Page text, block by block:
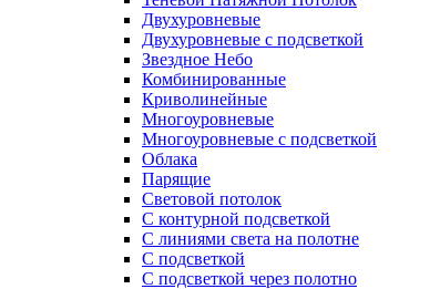
Двухуровневые
Двухуровневые с подсветкой
Звездное Небо
Комбинированные
Криволинейные
Многоуровневые
Многоуровневые с подсветкой
Облака
Парящие
Световой потолок
С контурной подсветкой
С линиями света на полотне
С подсветкой
С подсветкой через полотно